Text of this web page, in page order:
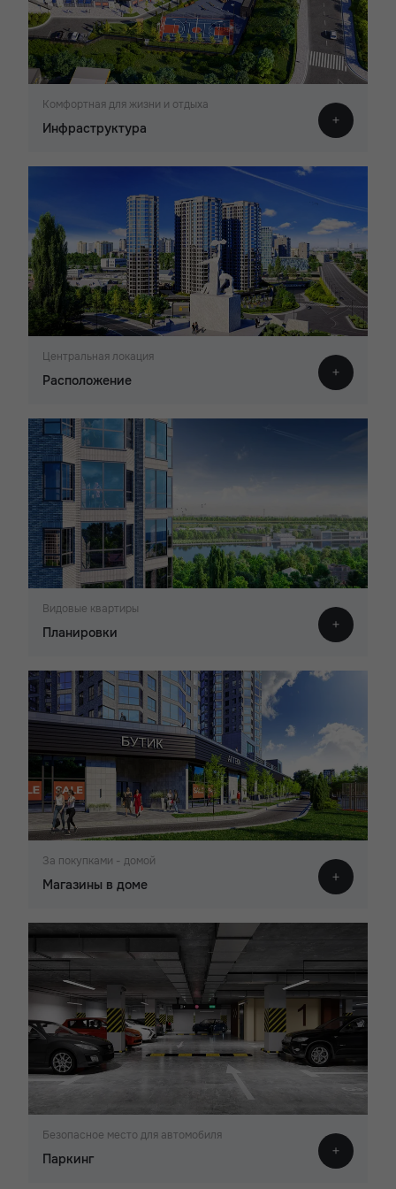
Комфортная для жизни и отдыха
Инфраструктура
Центральная локация
Расположение
Видовые квартиры
Планировки
За покупками - домой
Магазины в доме
Безопасное место для автомобиля
Паркинг